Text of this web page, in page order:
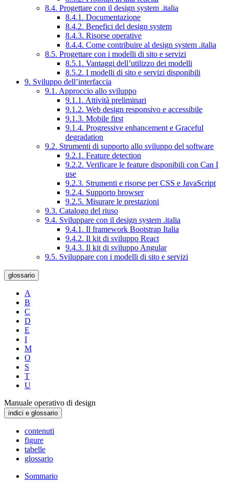
8.4. Progettare con il design system .italia
8.4.1. Documentazione
8.4.2. Benefici del design system
8.4.3. Risorse operative
8.4.4. Come contribuire al design system .italia
8.5. Progettare con i modelli di sito e servizi
8.5.1. Vantaggi dell’utilizzo dei modelli
8.5.2. I modelli di sito e servizi disponibili
9. Sviluppo dell’interfaccia
9.1. Approccio allo sviluppo
9.1.1. Attività preliminari
9.1.2. Web design responsivo e accessibile
9.1.3. Mobile first
9.1.4. Progressive enhancement e Graceful
degradation
9.2. Strumenti di supporto allo sviluppo del software
9.2.1. Feature detection
9.2.2. Verificare le feature disponibili con Can I
use
9.2.3. Strumenti e risorse per CSS e JavaScript
9.2.4. Supporto browser
9.2.5. Misurare le prestazioni
9.3. Catalogo del riuso
9.4. Sviluppare con il design system .italia
9.4.1. Il framework Bootstrap Italia
9.4.2. Il kit di sviluppo React
9.4.3. Il kit di sviluppo Angular
9.5. Sviluppare con i modelli di sito e servizi
glossario
A
B
C
D
E
I
M
O
S
T
U
Manuale operativo di design
indici e glossario
contenuti
figure
tabelle
glossario
Sommario